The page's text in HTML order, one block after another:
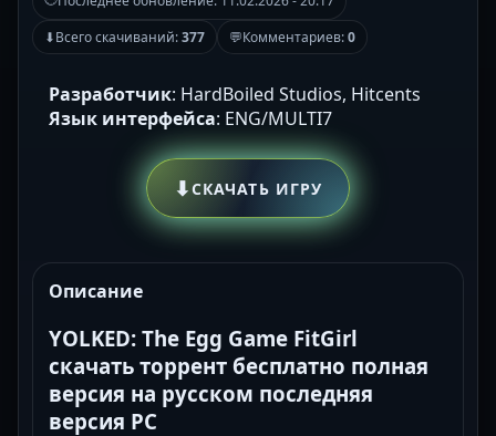
⬇Всего скачиваний:377 💬Комментариев:0
Разработчик: HardBoiled Studios, Hitcents
Язык интерфейса: ENG/MULTI7
⬇СКАЧАТЬ ИГРУ
Описание
YOLKED: The Egg Game FitGirl
скачать торрент бесплатно полная
версия на русском последняя
версия PC